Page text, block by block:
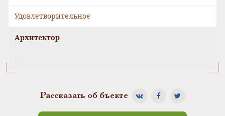
Удовлетворительное
Архитектор
-
Рассказать об бъекте